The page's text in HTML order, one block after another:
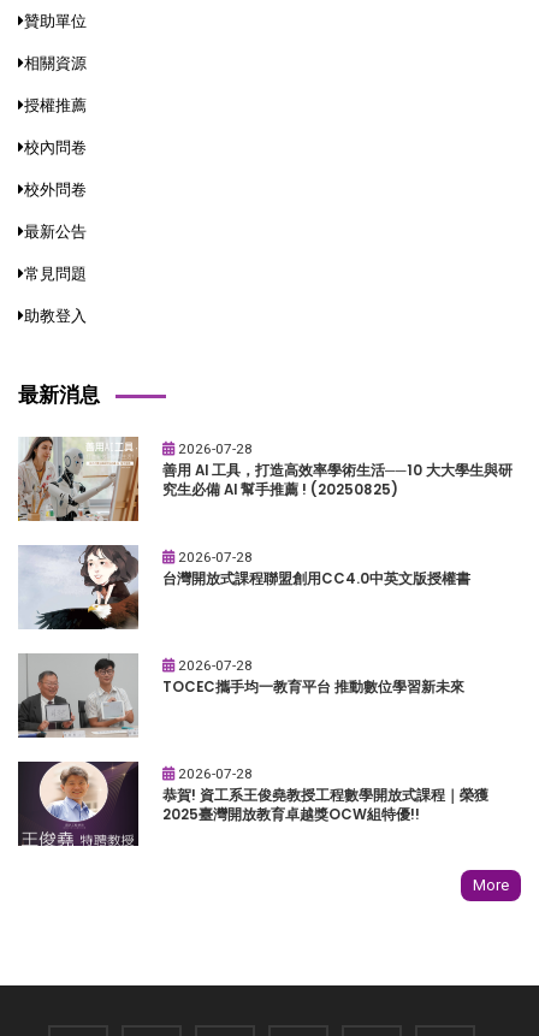
贊助單位
相關資源
授權推薦
校內問卷
校外問卷
最新公告
常見問題
助教登入
最新消息
2026-07-28
善用 AI 工具，打造高效率學術生活──10 大大學生與研
究生必備 AI 幫手推薦 ! (20250825)
2026-07-28
台灣開放式課程聯盟創用CC4.0中英文版授權書
2026-07-28
TOCEC攜手均一教育平台 推動數位學習新未來
2026-07-28
恭賀! 資工系王俊堯教授工程數學開放式課程｜榮獲
2025臺灣開放教育卓越獎OCW組特優!!
More